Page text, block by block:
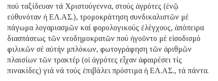
πού ταξίδευαν τά Χριστούγεννα, στούς ἀγρότες (ἐνῷ
εὐθυνόταν ἡ ΕΛ.ΑΣ.), τρομοκράτηση συνδικαλιστῶν μέ
πάγωμα λογαριασμῶν καί φορολογικούς ἐλέγχους, ἀπόπειρα
διασπάσεως τῶν νεοδημοκρατῶν πού ἡγοῦντο μέ εἰσοδισμό
φιλικῶν σέ αὐτήν μπλόκων, φωτογράφηση τῶν ἀριθμῶν
πλαισίων τῶν τρακτέρ (οἱ ἀγρότες εἶχαν ἀφαιρέσει τίς
πινακίδες) γιά νά τούς ἐπιβάλει πρόστιμα ἡ ΕΛ.ΑΣ., τά πάντα.